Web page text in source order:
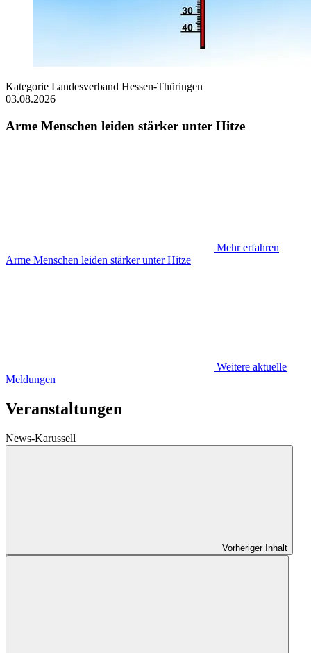
Kategorie Landesverband Hessen-Thüringen
03.08.2026
Arme Menschen leiden stärker unter Hitze
Mehr erfahren
Arme Menschen leiden stärker unter Hitze
Weitere aktuelle
Meldungen
Veranstaltungen
News-Karussell
Vorheriger Inhalt